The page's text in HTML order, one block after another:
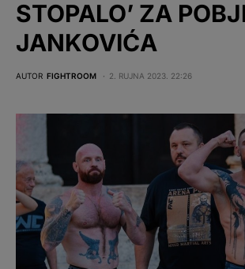
STOPALO’ ZA
JANKOVIĆA
AUTOR FIGHTROOM 2. RUJNA 2023. 22:26